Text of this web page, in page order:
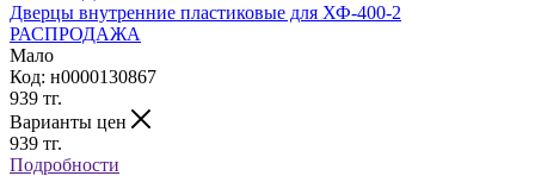
Дверцы внутренние пластиковые для ХФ-400-2
РАСПРОДАЖА
Мало
Код: н0000130867
939 тг.
Варианты цен
939 тг.
Подробности